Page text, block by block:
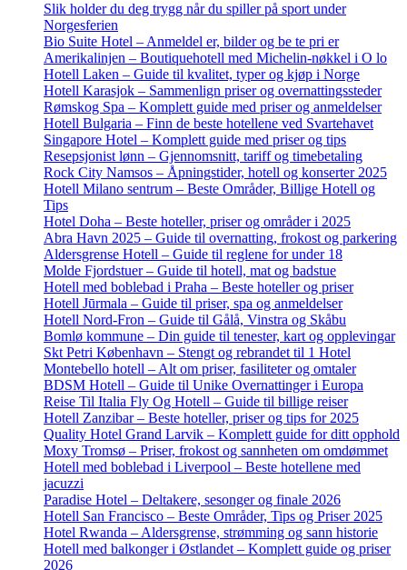
Slik holder du deg trygg når du spiller på sport under
Norgesferien
Bio Suite Hotel – Anmeldel er, bilder og be te pri er
Amerikalinjen – Boutiquehotell med Michelin-nøkkel i O lo
Hotell Laken – Guide til kvalitet, typer og kjøp i Norge
Hotell Karasjok – Sammenlign priser og overnattingssteder
Rømskog Spa – Komplett guide med priser og anmeldelser
Hotell Bulgaria – Finn de beste hotellene ved Svartehavet
Singapore Hotel – Komplett guide med priser og tips
Resepsjonist lønn – Gjennomsnitt, tariff og timebetaling
Rock City Namsos – Åpningstider, hotell og konserter 2025
Hotell Milano sentrum – Beste Områder, Billige Hotell og
Tips
Hotel Doha – Beste hoteller, priser og områder i 2025
Abra Havn 2025 – Guide til overnatting, frokost og parkering
Aldersgrense Hotell – Guide til reglene for under 18
Molde Fjordstuer – Guide til hotell, mat og badstue
Hotell med boblebad i Praha – Beste hoteller og priser
Hotell Jūrmala – Guide til priser, spa og anmeldelser
Hotell Nord-Fron – Guide til Gålå, Vinstra og Skåbu
Bomlø kommune – Din guide til tenester, kart og opplevingar
Skt Petri København – Stengt og rebrandet til 1 Hotel
Montebello hotell – Alt om priser, fasiliteter og omtaler
BDSM Hotell – Guide til Unike Overnattinger i Europa
Reise Til Italia Fly Og Hotell – Guide til billige reiser
Hotell Zanzibar – Beste hoteller, priser og tips for 2025
Quality Hotel Grand Larvik – Komplett guide for ditt opphold
Moxy Tromsø – Priser, frokost og sannheten om omdømmet
Hotell med boblebad i Liverpool – Beste hotellene med
jacuzzi
Paradise Hotel – Deltakere, sesonger og finale 2026
Hotell San Francisco – Beste Områder, Tips og Priser 2025
Hotel Rwanda – Aldersgrense, strømming og sann historie
Hotell med balkonger i Østlandet – Komplett guide og priser
2026